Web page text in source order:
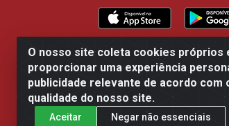
O nosso site coleta cookies próprios
proporcionar uma experiência
publicidade relevante de acordo com
qualidade do nosso site.
Aceitar Negar não essenciais
Casa dos